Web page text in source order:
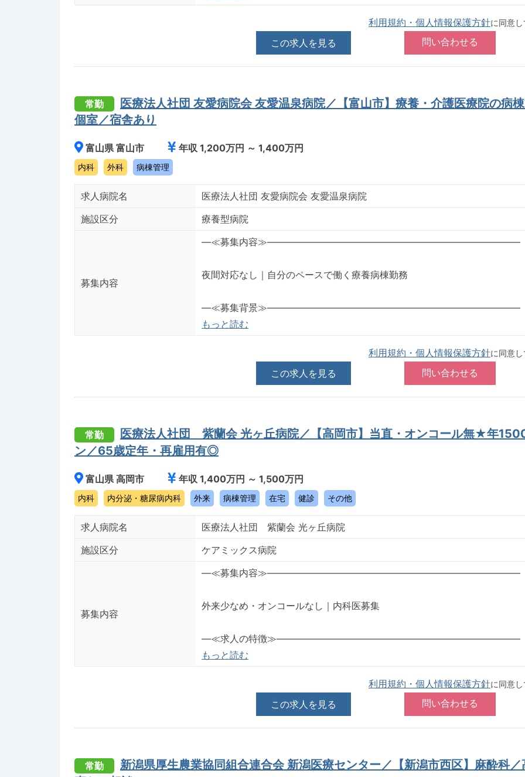
この求人を見る
利用規約・個人情報保護方針に同意し
常勤
医療法人社団 友愛病院会 友愛温泉病院／【富山市】療養・介護医療院の病
個室／宿舎あり
富山県 富山市 年収 1,200万円 ～ 1,400万円
内科 外科 病棟管理
求人病院名
医療法人社団 友愛病院会 友愛温泉病院
施設区分
療養型病院
募集内容
―≪募集内容≫―――――――――――――――――――――――――――
夜間対応なし｜自分のペースで働く療養病棟勤務
―≪募集背景≫―――――――――――――――――――――――――――
もっと読む
この求人を見る
利用規約・個人情報保護方針に同意し
常勤
医療法人社団 紫蘭会 光ヶ丘病院／【高岡市】当直・オンコール無★年
ン／65歳定年・再雇用有◎
富山県 高岡市 年収 1,400万円 ～ 1,500万円
内科 内分泌・糖尿病内科 外来 病棟管理 在宅 健診 その他
求人病院名
医療法人社団 紫蘭会 光ヶ丘病院
施設区分
ケアミックス病院
募集内容
―≪募集内容≫―――――――――――――――――――――――――――
外来少なめ・オンコールなし｜内科医募集
―≪求人の特徴≫――――――――――――――――――――――――――
もっと読む
この求人を見る
利用規約・個人情報保護方針に同意し
常勤
新潟県厚生農業協同組合連合会 新潟医療センター／【新潟市西区】麻酔科